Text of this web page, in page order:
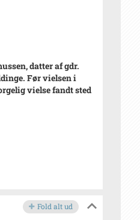
datter af gdr.
Før vielsen i
vielse fandt sted
Fold alt ud